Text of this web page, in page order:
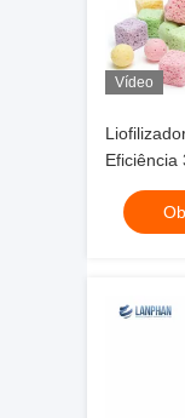
Vídeo
Eficiência
com 14